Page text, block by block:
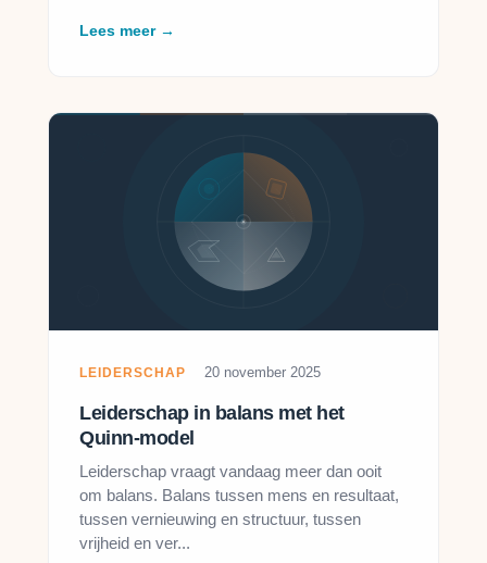
Lees meer →
LEIDERSCHAP 20 november 2025
Leiderschap in balans met het
Quinn-model
Leiderschap vraagt vandaag meer dan ooit
om balans. Balans tussen mens en resultaat,
tussen vernieuwing en structuur, tussen
vrijheid en ver...